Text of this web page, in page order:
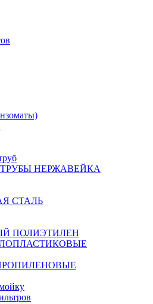
НЕРЖАВЕЙКА
СТАЛЬ
ПОЛИЭТИЛЕН